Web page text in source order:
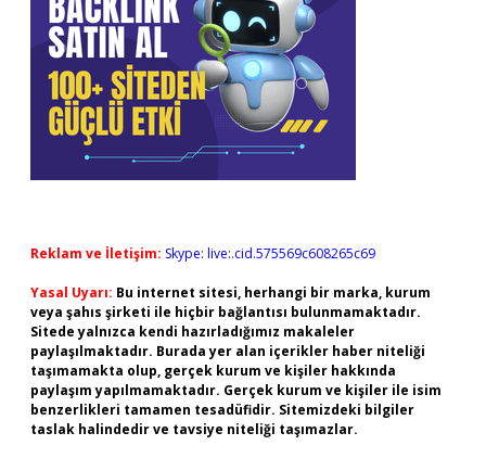
Reklam ve İletişim: Skype: live:.cid.575569c608265c69
Yasal Uyarı: Bu internet sitesi, herhangi bir marka, kurum
veya şahıs şirketi ile hiçbir bağlantısı bulunmamaktadır.
Sitede yalnızca kendi hazırladığımız makaleler
paylaşılmaktadır. Burada yer alan içerikler haber niteliği
taşımamakta olup, gerçek kurum ve kişiler hakkında
paylaşım yapılmamaktadır. Gerçek kurum ve kişiler ile isim
benzerlikleri tamamen tesadüfidir. Sitemizdeki bilgiler
taslak halindedir ve tavsiye niteliği taşımazlar.